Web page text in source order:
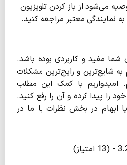
می‌شود از باز کردن تلویزیون
نمایندگی معتبر مراجعه کنید.
شما مفید و کاربردی بوده باشد.
شایع‌ترین و رایج‌ترین مشکلات
امیدواریم با کمک این مطلب
خود را پیدا کرده و آن را رفع کنید.
ابهام در بخش نظرات با ما در